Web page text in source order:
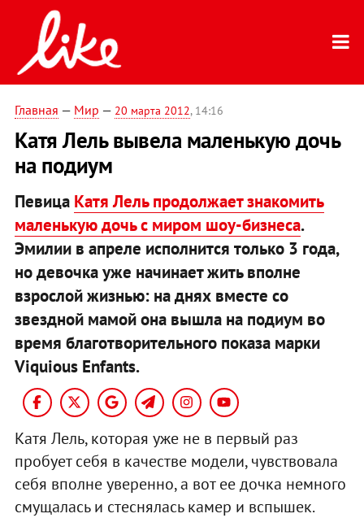
Главная — Мир — 20 марта 2012, 14:16
Катя Лель вывела маленькую дочь
на подиум
Певица Катя Лель продолжает знакомить
маленькую дочь с миром шоу-бизнеса.
Эмилии в апреле исполнится только 3 года,
но девочка уже начинает жить вполне
взрослой жизнью: на днях вместе со
звездной мамой она вышла на подиум во
время благотворительного показа марки
Viquious Enfants.
Катя Лель, которая уже не в первый раз
пробует себя в качестве модели, чувствовала
себя вполне уверенно, а вот ее дочка немного
смущалась и стеснялась камер и вспышек.